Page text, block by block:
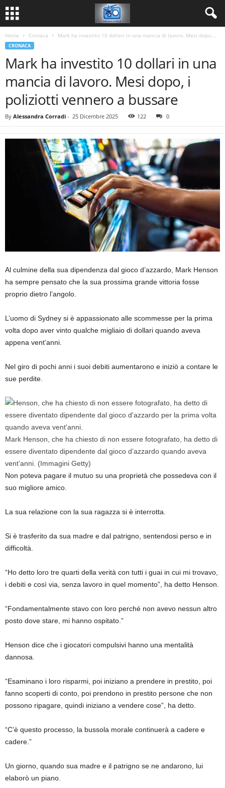
Home Cronaca Mark ha investito 10 dollari in una mancia di lavoro. Mesi dopo,...
CRONACA
Mark ha investito 10 dollari in una
mancia di lavoro. Mesi dopo, i
poliziotti vennero a bussare
By Alessandra Corradi - 25 Dicembre 2025 122 0
Al culmine della sua dipendenza dal gioco d’azzardo, Mark Henson
ha sempre pensato che la sua prossima grande vittoria fosse
proprio dietro l’angolo.
L’uomo di Sydney si è appassionato alle scommesse per la prima
volta dopo aver vinto qualche migliaio di dollari quando aveva
appena vent’anni.
Nel giro di pochi anni i suoi debiti aumentarono e iniziò a contare le
sue perdite.
Mark Henson, che ha chiesto di non essere fotografato, ha detto di
essere diventato dipendente dal gioco d’azzardo quando aveva
vent’anni. (Immagini Getty)
Non poteva pagare il mutuo su una proprietà che possedeva con il
suo migliore amico.
La sua relazione con la sua ragazza si è interrotta.
Si è trasferito da sua madre e dal patrigno, sentendosi perso e in
difficoltà.
“Ho detto loro tre quarti della verità con tutti i guai in cui mi trovavo,
i debiti e così via, senza lavoro in quel momento”, ha detto Henson.
“Fondamentalmente stavo con loro perché non avevo nessun altro
posto dove stare, mi hanno ospitato.”
Henson dice che i giocatori compulsivi hanno una mentalità
dannosa.
“Esaminano i loro risparmi, poi iniziano a prendere in prestito, poi
fanno scoperti di conto, poi prendono in prestito persone che non
possono ripagare, quindi iniziano a vendere cose”, ha detto.
“C’è questo processo, la bussola morale continuerà a cadere e
cadere.”
Un giorno, quando sua madre e il patrigno se ne andarono, lui
elaborò un piano.